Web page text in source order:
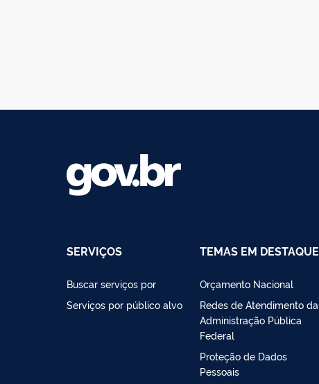
SERVIÇOS
Buscar serviços por
Serviços por público alvo
TEMAS EM DESTAQUE
Orçamento Nacional
Redes de Atendimento da
Administração Pública
Federal
Proteção de Dados
Pessoais